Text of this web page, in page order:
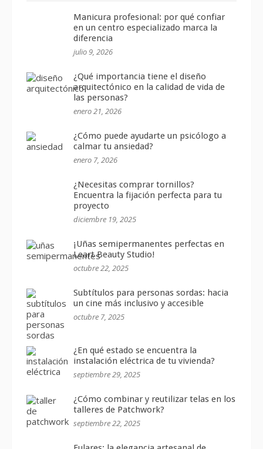
Manicura profesional: por qué confiar
en un centro especializado marca la
diferencia
julio 9, 2026
¿Qué importancia tiene el diseño
arquitectónico en la calidad de vida de
las personas?
enero 21, 2026
¿Cómo puede ayudarte un psicólogo a
calmar tu ansiedad?
enero 7, 2026
¿Necesitas comprar tornillos?
Encuentra la fijación perfecta para tu
proyecto
diciembre 19, 2025
¡Uñas semipermanentes perfectas en
Leart Beauty Studio!
octubre 22, 2025
Subtítulos para personas sordas: hacia
un cine más inclusivo y accesible
octubre 7, 2025
¿En qué estado se encuentra la
instalación eléctrica de tu vivienda?
septiembre 29, 2025
¿Cómo combinar y reutilizar telas en los
talleres de Patchwork?
septiembre 22, 2025